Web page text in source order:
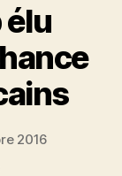
élu
2016